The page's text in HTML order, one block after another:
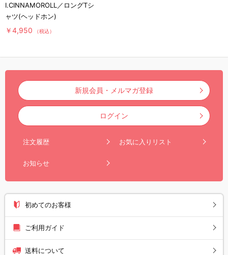
I.CINNAMOROLL／ロングTシ
ャツ(ヘッドホン)
￥4,950 （税込）
新規会員・メルマガ登録
ログイン
注文履歴 お気に入りリスト
お知らせ
初めてのお客様
ご利用ガイド
送料について